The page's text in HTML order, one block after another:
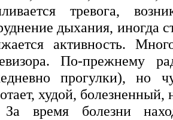
тревога,
дыхания, иногда
активность.
По-прежнему
прогулки), но
худой,
За время болезни